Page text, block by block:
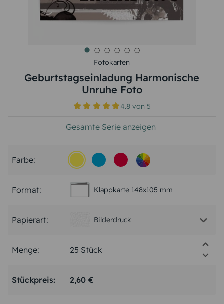
Fotokarten
Geburtstagseinladung Harmonische
Unruhe Foto
4.8 von5
Gesamte Serie anzeigen
Farbe:
Format: Klappkarte 148x105 mm
Papierart: Bilderdruck
Menge:
Stückpreis: 2,60 €